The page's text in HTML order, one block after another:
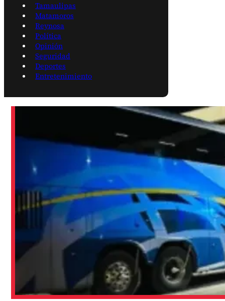
Tamaulipas
Matamoros
Reynosa
Política
Opinión
Seguridad
Deportes
Entretenimiento